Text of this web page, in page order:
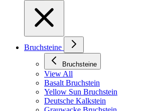
Bruchsteine
Bruchsteine
View All
Basalt Bruchstein
Yellow Sun Bruchstein
Deutsche Kalkstein